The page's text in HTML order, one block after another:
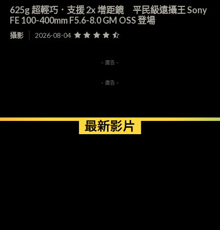
625g 超輕巧．支援 2x 增距鏡 平民級遠攝王 Sony
FE 100-400mm F5.6-8.0 GM OSS 登場
攝影 2026-08-04
- 廣告 -
- 廣告 -
最新影片